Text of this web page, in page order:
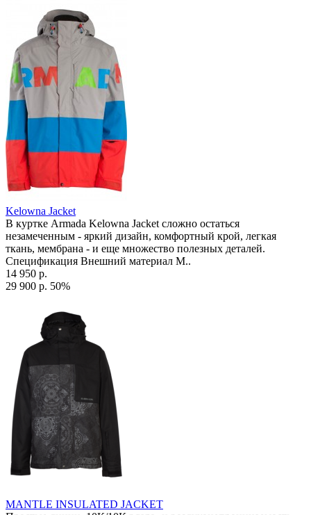
Kelowna Jacket
В куртке Armada Kelowna Jacket сложно остаться
незамеченным - яркий дизайн, комфортный крой, легкая
ткань, мембрана - и еще множество полезных деталей.
Спецификация Внешний материал M..
14 950 р.
29 900 р. 50%
MANTLE INSULATED JACKET